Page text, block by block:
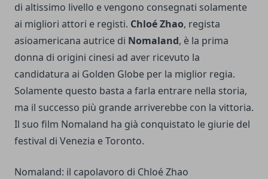
di altissimo livello e vengono consegnati solamente
ai migliori attori e registi. Chloé Zhao, regista
asioamericana autrice di Nomaland, è la prima
donna di origini cinesi ad aver ricevuto la
candidatura ai Golden Globe per la miglior regia.
Solamente questo basta a farla entrare nella storia,
ma il successo più grande arriverebbe con la vittoria.
Il suo film Nomaland ha già conquistato le giurie del
festival di Venezia e Toronto.
Nomaland: il capolavoro di Chloé Zhao